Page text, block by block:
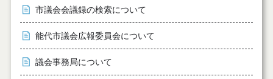
市議会会議録の検索について
能代市議会広報委員会について
議会事務局について